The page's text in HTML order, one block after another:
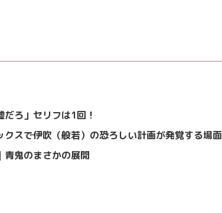
だろ」セリフは1回！
スで伊吹（般若）の恐ろしい計画が発覚する場面
青鬼のまさかの展開